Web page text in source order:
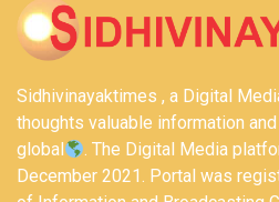
Sidhivinayaktimes , a Digital
thoughts valuable information
global
. The Digital Media
December 2021. Portal was